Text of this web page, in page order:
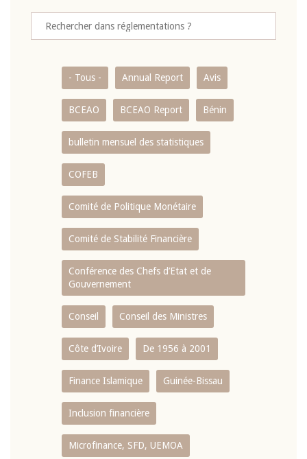
- Tous - Annual Report Avis
BCEAO BCEAO Report Bénin
bulletin mensuel des statistiques
COFEB
Comité de Politique Monétaire
Comité de Stabilité Financière
Conférence des Chefs d’Etat et de
Gouvernement
Conseil Conseil des Ministres
Côte d’Ivoire De 1956 à 2001
Finance Islamique Guinée-Bissau
Inclusion financière
Microfinance, SFD, UEMOA